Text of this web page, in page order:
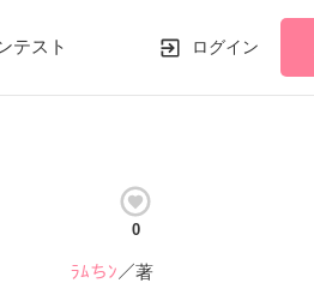
テスト ログイン
0
ﾗﾑちﾝ／著